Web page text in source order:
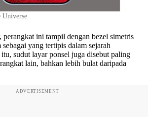
perangkat ini tampil dengan bezel simetris
yang tertipis dalam sejarah
sudut layar ponsel juga disebut paling
lain, bahkan lebih bulat daripada
ADVERTISEMENT